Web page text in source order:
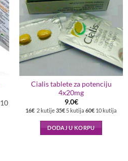
10
Cialis tablete za potenciju
4x20mg
9.0€
16€ 2 kutije35€ 5 kutija 60€ 10 kutija
DODAJ U KORPU